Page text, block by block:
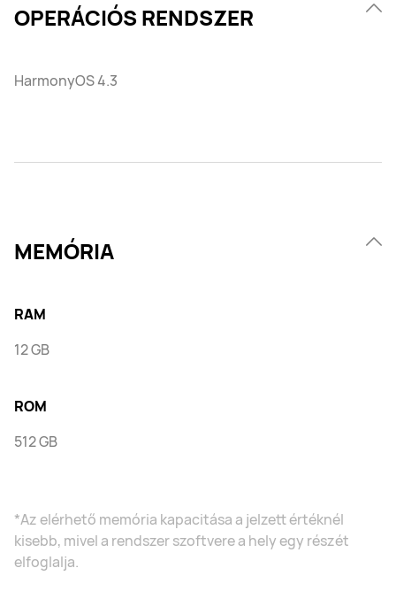
OPERÁCIÓS RENDSZER
HarmonyOS 4.3
MEMÓRIA
RAM
12 GB
ROM
512 GB
*Az elérhető memória kapacitása a jelzett értéknél
kisebb, mivel a rendszer szoftvere a hely egy részét
elfoglalja.